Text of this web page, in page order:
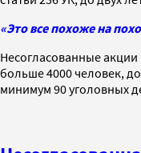
«Это все похоже на
Несогласованные
больше 4000 человек,
минимум 90 уголовных